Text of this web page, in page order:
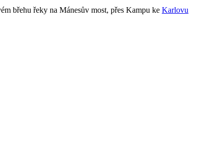
břehu řeky na Mánesův most, přes Kampu ke Karlovu